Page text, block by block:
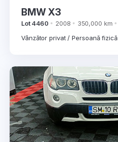
BMW X3
Lot 4460 2008 350,000 km
Vânzător privat / Persoană fizică